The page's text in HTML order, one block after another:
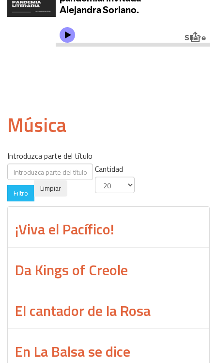
Música
Introduzca parte del título
Filtro Limpiar
Cantidad
¡Viva el Pacífico!
Da Kings of Creole
El cantador de la Rosa
En La Balsa se dice